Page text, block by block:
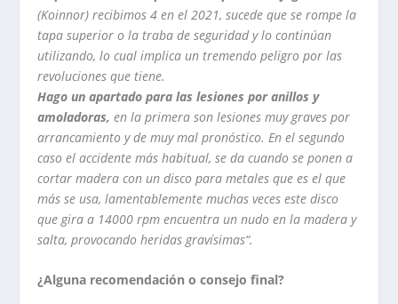
(Koinnor) recibimos 4 en el 2021, sucede que se rompe la
tapa superior o la traba de seguridad y lo continúan
utilizando, lo cual implica un tremendo peligro por las
revoluciones que tiene.
Hago un apartado para las lesiones por anillos y
amoladoras,en la primera son lesiones muy graves por
arrancamiento y de muy mal pronóstico. En el segundo
caso el accidente más habitual, se da cuando se ponen a
cortar madera con un disco para metales que es el que
más se usa, lamentablemente muchas veces este disco
que gira a 14000 rpm encuentra un nudo en la madera y
salta, provocando heridas gravísimas“.
¿Alguna recomendación o consejo final?